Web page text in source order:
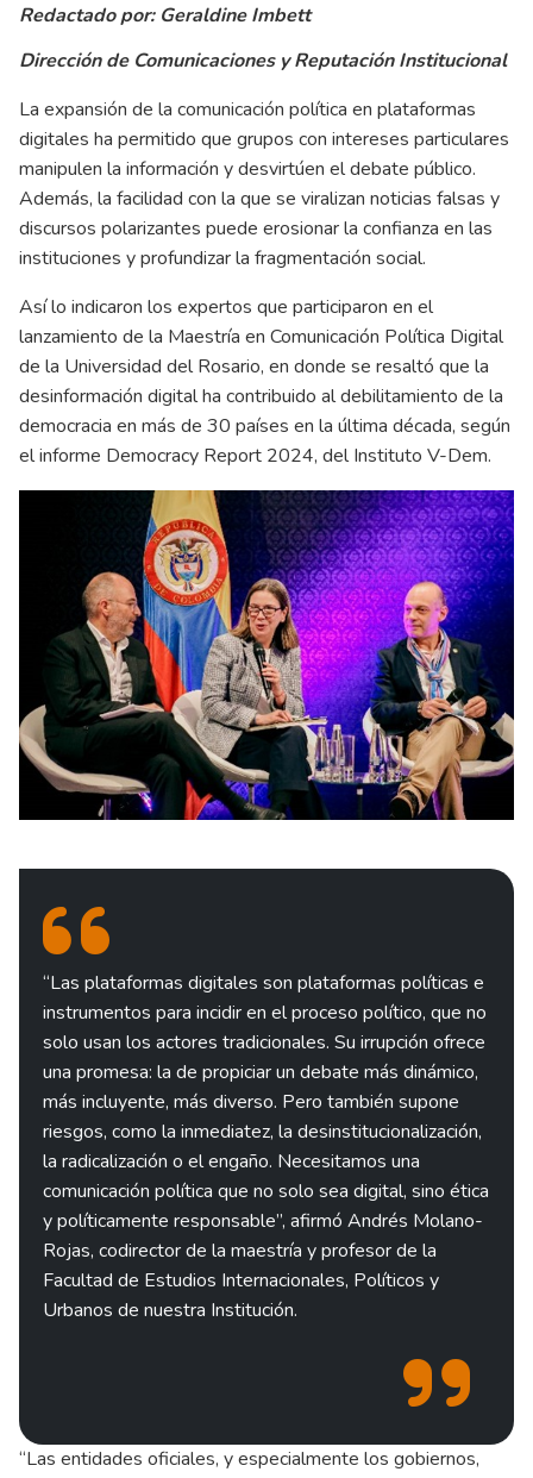
Redactado por: Geraldine Imbett
Dirección de Comunicaciones y Reputación Institucional
La expansión de la comunicación política en plataformas
digitales ha permitido que grupos con intereses particulares
manipulen la información y desvirtúen el debate público.
Además, la facilidad con la que se viralizan noticias falsas y
discursos polarizantes puede erosionar la confianza en las
instituciones y profundizar la fragmentación social.
Así lo indicaron los expertos que participaron en el
lanzamiento de la Maestría en Comunicación Política Digital
de la Universidad del Rosario, en donde se resaltó que la
desinformación digital ha contribuido al debilitamiento de la
democracia en más de 30 países en la última década, según
el informe Democracy Report 2024, del Instituto V-Dem.
“Las plataformas digitales son plataformas políticas e
instrumentos para incidir en el proceso político, que no
solo usan los actores tradicionales. Su irrupción ofrece
una promesa: la de propiciar un debate más dinámico,
más incluyente, más diverso. Pero también supone
riesgos, como la inmediatez, la desinstitucionalización,
la radicalización o el engaño. Necesitamos una
comunicación política que no solo sea digital, sino ética
y políticamente responsable”, afirmó Andrés Molano-
Rojas, codirector de la maestría y profesor de la
Facultad de Estudios Internacionales, Políticos y
Urbanos de nuestra Institución.
“Las entidades oficiales, y especialmente los gobiernos,